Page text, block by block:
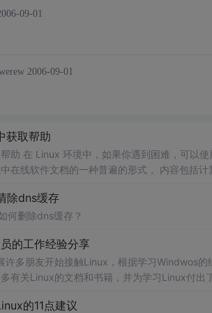
09-01
2006-09-01
获取帮助
pages 是 UNIX
在线软件文档的一种普遍的形式， 内容包括
除dns缓存
何删除dns缓存？
的工作经验分享
许多朋友开始接触Linux，根据学习Windwos
有关Linux的文档和书籍，并为学习Linux付
的11点建议